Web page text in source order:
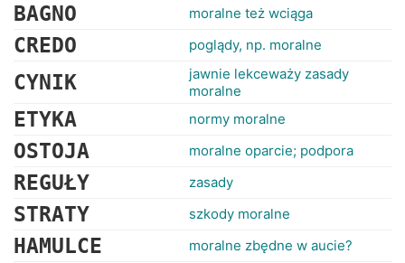
BAGNO moralne też wciąga
CREDO poglądy, np. moralne
CYNIK
jawnie lekceważy zasady
moralne
ETYKA normy moralne
OSTOJA moralne oparcie; podpora
REGUŁY zasady
STRATY szkody moralne
HAMULCE moralne zbędne w aucie?